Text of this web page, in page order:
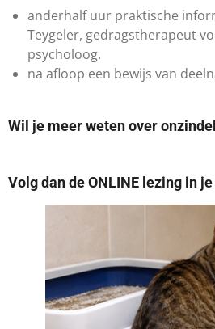
anderhalf uur praktische
Teygeler, gedragstherapeut
psycholoog.
na afloop een bewijs van
Wil je meer weten over
Volg dan de ONLINE lezing in